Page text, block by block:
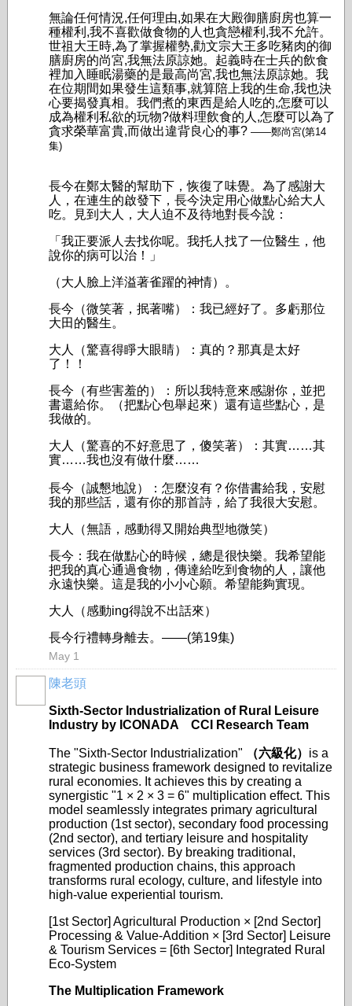
無論任何情況,任何理由,如果在大殿御膳廚房也算一
種權利,我不喜歡做食物的人也貪戀權利,我不允許。
世祖大王時,為了掌握權勢,勸文宗大王多吃豬肉的御
膳廚房的尚宮,我無法原諒她。起義時在士兵的飲食
裡加入睡眠湯藥的是最高尚宮,我也無法原諒她。我
在位期間如果發生這類事,就算陪上我的生命,我也決
心要揭發真相。我們煮的東西是給人吃的,怎麼可以
成為權利私欲的玩物?做料理飲食的人,怎麼可以為了
貪求榮華富貴,而做出違背良心的事? ——鄭尚宮(第14
集)
長今在鄭太醫的幫助下，恢復了味覺。為了感謝大
人，在連生的啟發下，長今決定用心做點心給大人
吃。見到大人，大人迫不及待地對長今說：
「我正要派人去找你呢。我托人找了一位醫生，他
說你的病可以治！」
（大人臉上洋溢著雀躍的神情）。
長今（微笑著，抿著嘴）：我已經好了。多虧那位
大田的醫生。
大人（驚喜得睜大眼睛）：真的？那真是太好
了！！
長今（有些害羞的）：所以我特意來感謝你，並把
書還給你。（把點心包舉起來）還有這些點心，是
我做的。
大人（驚喜的不好意思了，傻笑著）：其實……其
實……我也沒有做什麼……
長今（誠懇地說）：怎麼沒有？你借書給我，安慰
我的那些話，還有你的那首詩，給了我很大安慰。
大人（無語，感動得又開始典型地微笑）
長今：我在做點心的時候，總是很快樂。我希望能
把我的真心通過食物，傳達給吃到食物的人，讓他
永遠快樂。這是我的小小心願。希望能夠實現。
大人（感動ing得說不出話來）
長今行禮轉身離去。 ——(第19集)
May 1
陳老頭
Sixth-Sector Industrialization of Rural Leisure
Industry by ICONADA CCI Research Team
The "Sixth-Sector Industrialization" （六級化） is a
strategic business framework designed to revitalize
rural economies. It achieves this by creating a
synergistic "1 × 2 × 3 = 6" multiplication effect. This
model seamlessly integrates primary agricultural
production (1st sector), secondary food processing
(2nd sector), and tertiary leisure and hospitality
services (3rd sector). By breaking traditional,
fragmented production chains, this approach
transforms rural ecology, culture, and lifestyle into
high-value experiential tourism.
[1st Sector] Agricultural Production × [2nd Sector]
Processing & Value-Addition × [3rd Sector] Leisure
& Tourism Services = [6th Sector] Integrated Rural
Eco-System
The Multiplication Framework